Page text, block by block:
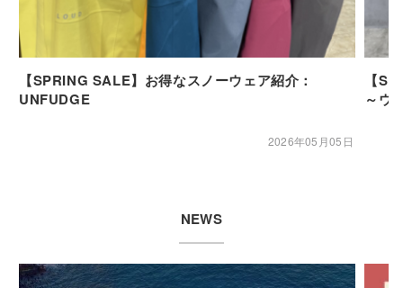
【SPRING SALE】お得なスノーウェア紹介：
UNFUDGE
2026年05月05日
【
～ウ
NEWS